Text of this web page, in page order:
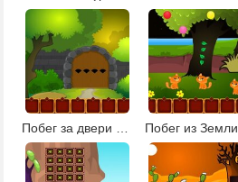
Побег за двери усадьбы